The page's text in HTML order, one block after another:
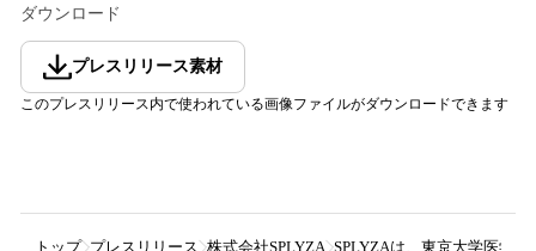
ダウンロード
プレスリリース素材
このプレスリリース内で使われている画像ファイルがダウンロードできます
トップ プレスリリース 株式会社SPLYZA SPLYZAは、東京大学医学